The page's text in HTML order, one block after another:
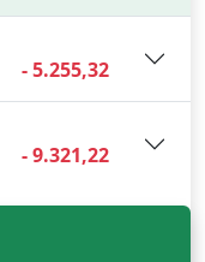
- 5.255,32
- 9.321,22